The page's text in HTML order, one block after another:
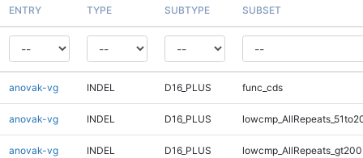
ENTRY TYPE SUBTYPE SUBSET
anovak-vg INDEL D16_PLUS func_cds
anovak-vg INDEL D16_PLUS
anovak-vg INDEL D16_PLUS